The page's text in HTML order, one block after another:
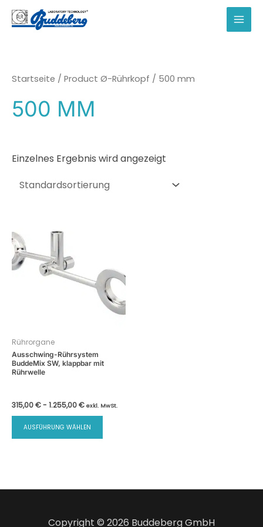
Zum
Inhalt
springen
Startseite / Product Ø-Rührkopf / 500 mm
500 MM
Einzelnes Ergebnis wird angezeigt
Rührorgane
Ausschwing-Rührsystem
BuddeMix SW, klappbar mit
Rührwelle
315,00€- 1.255,00€ exkl. MwSt.
AUSFÜHRUNG WÄHLEN
Dieses
auf.
Copyright © 2026 Buddeberg GmbH